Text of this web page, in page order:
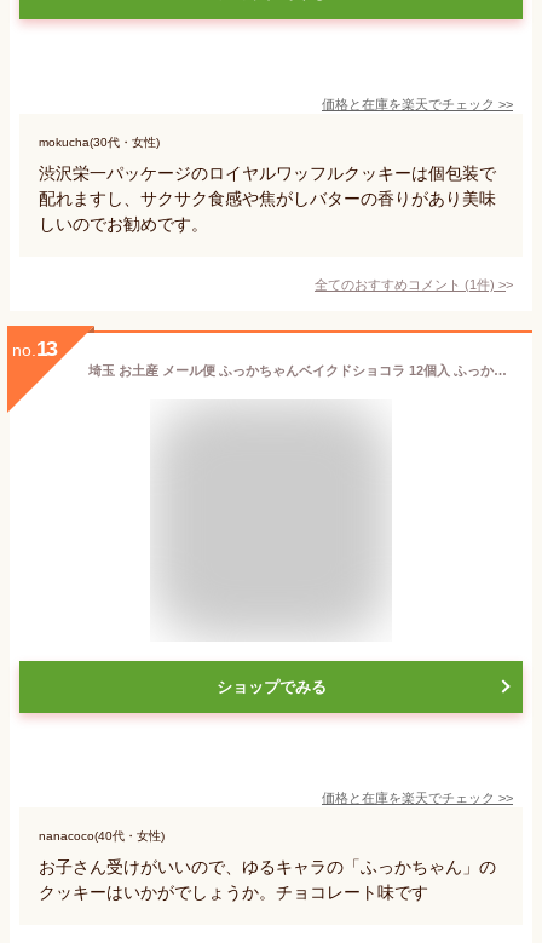
価格と在庫を楽天でチェック >>
mokucha(30代・女性)
渋沢栄一パッケージのロイヤルワッフルクッキーは個包装で
配れますし、サクサク食感や焦がしバターの香りがあり美味
しいのでお勧めです。
全てのおすすめコメント (1件) >
no. 13
埼玉 お土産 メール便 ふっかちゃんベイクドショコラ 12個入 ふっかちゃん ご当地キャラ ゆるキャラ 埼玉みやげ 深谷みやげ 深谷 ふかや おみやげ 深谷市 イメージ キャラクター ケヤキ堂【ネコポス】
ショップでみる
価格と在庫を楽天でチェック >>
nanacoco(40代・女性)
お子さん受けがいいので、ゆるキャラの「ふっかちゃん」の
クッキーはいかがでしょうか。チョコレート味です